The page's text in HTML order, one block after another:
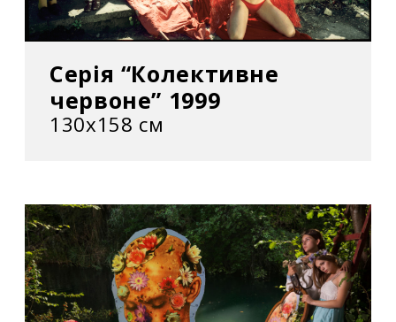
Серія “Колективне
червоне” 1999
130х158 см